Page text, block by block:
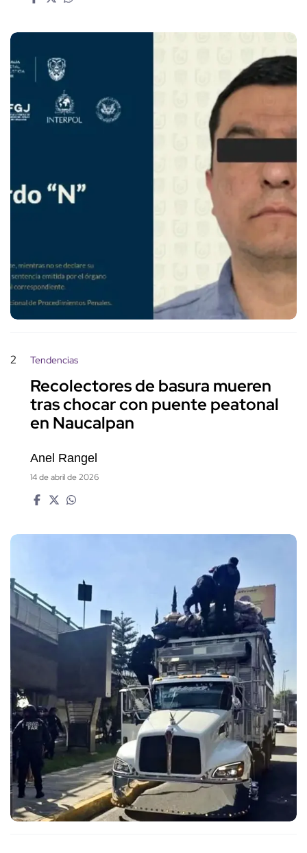
2 Tendencias
Recolectores de basura mueren
tras chocar con puente peatonal
en Naucalpan
Anel Rangel
14 de abril de 2026